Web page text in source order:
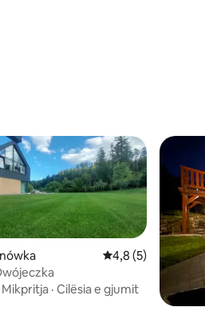
48 vlerësime
Vlerësimi mesatar
4,8 (5)
Mikpritja · Cilësia e gjumit